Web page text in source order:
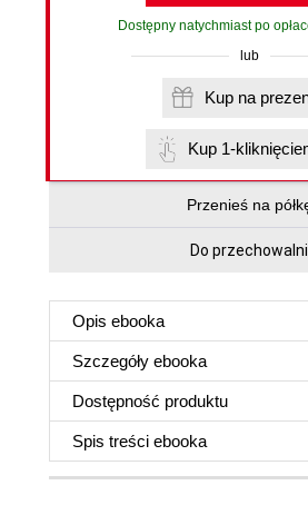
Dostępny natychmiast po
lub
Kup na
Kup 1-
Przenieś na
Do przechowalni
Opis ebooka
Szczegóły ebooka
Dostępność produktu
Spis treści ebooka